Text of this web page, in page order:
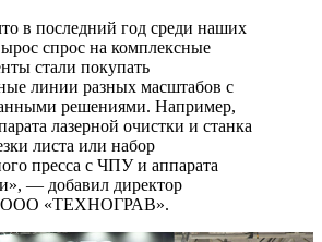
в последний год среди наших
спрос на комплексные
стали покупать
линии разных масштабов с
решениями. Например,
лазерной очистки и станка
листа или набор
пресса с ЧПУ и аппарата
— добавил директор
ООО «ТЕХНОГРАВ».